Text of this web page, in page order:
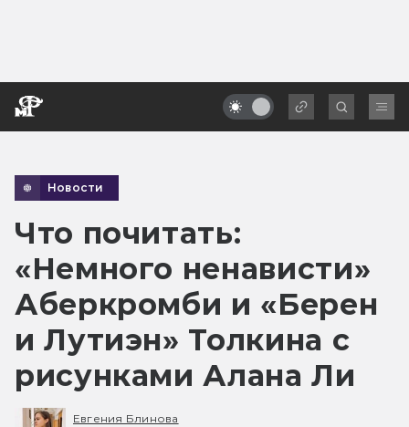
Новости
Что почитать:
«Немного ненависти»
Аберкромби и «Берен
и Лутиэн» Толкина с
рисунками Алана Ли
Евгения Блинова